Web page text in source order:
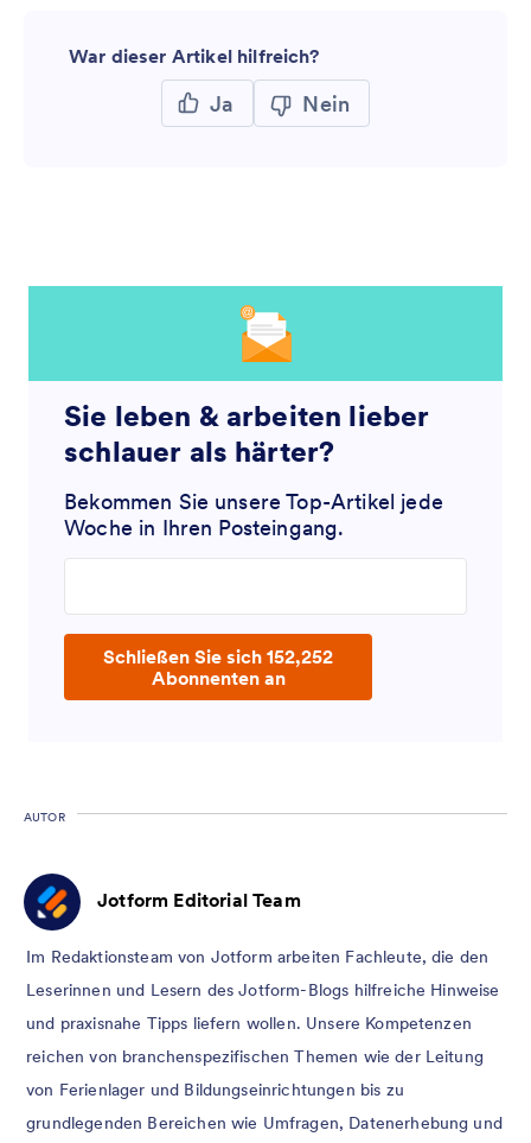
War dieser Artikel hilfreich?
Ja Nein
Sie leben & arbeiten lieber
schlauer als härter?
Bekommen Sie unsere Top-Artikel jede
Woche in Ihren Posteingang.
Schließen Sie sich 152,252
Abonnenten an
AUTOR
Jotform Editorial Team
Im Redaktionsteam von Jotform arbeiten Fachleute, die den
Leserinnen und Lesern des Jotform-Blogs hilfreiche Hinweise
und praxisnahe Tipps liefern wollen. Unsere Kompetenzen
reichen von branchenspezifischen Themen wie der Leitung
von Ferienlager und Bildungseinrichtungen bis zu
grundlegenden Bereichen wie Umfragen, Datenerhebung und